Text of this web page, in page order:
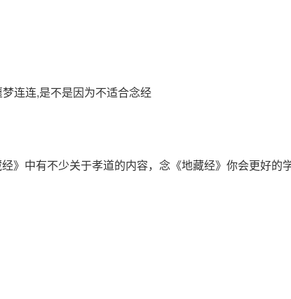
中有不少关于孝道的内容，念《地藏经》你会更好的